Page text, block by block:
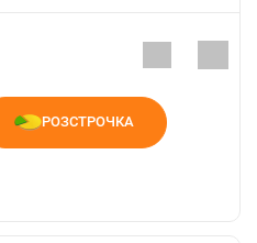
РОЗСТРОЧКА